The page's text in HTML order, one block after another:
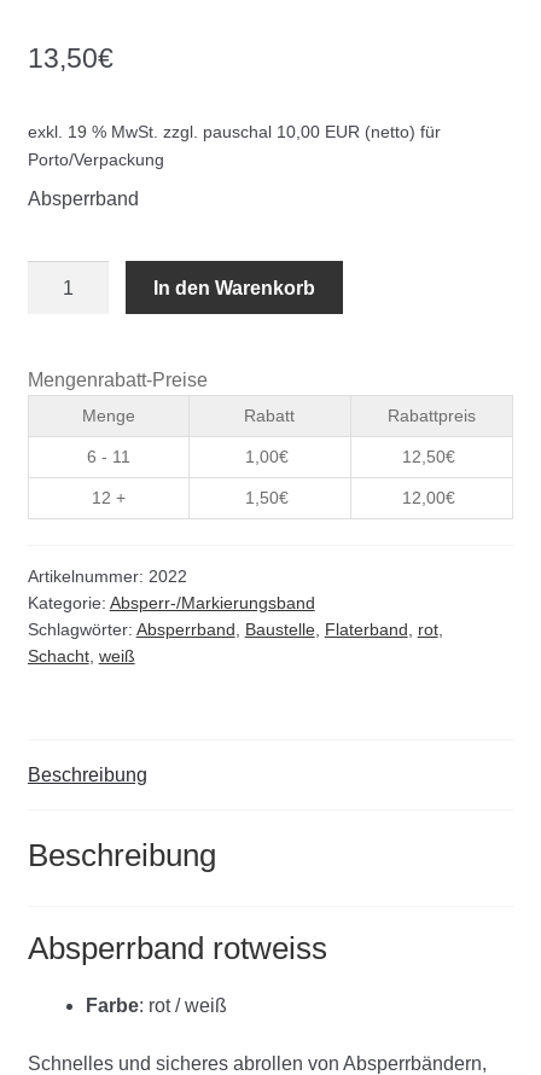
Kanalisation
Kommunalbedarf
Schachtzubehör
Sonderaktionen
Verschiedenes
13,50€
exkl. 19 % MwSt. zzgl. pauschal 10,00 EUR (netto) für
Porto/Verpackung
Absperrband
In den Warenkorb
Mengenrabatt-Preise
Menge Rabatt Rabattpreis
6 - 11 1,00€ 12,50€
12 + 1,50€ 12,00€
Artikelnummer: 2022
Kategorie: Absperr-/Markierungsband
Schlagwörter: Absperrband Baustelle, Flaterband rot,
Schacht, weiß
Beschreibung
Beschreibung
Absperrband rotweiss
Farbe: rot / weiß
Schnelles und sicheres abrollen von Absperrbändern,